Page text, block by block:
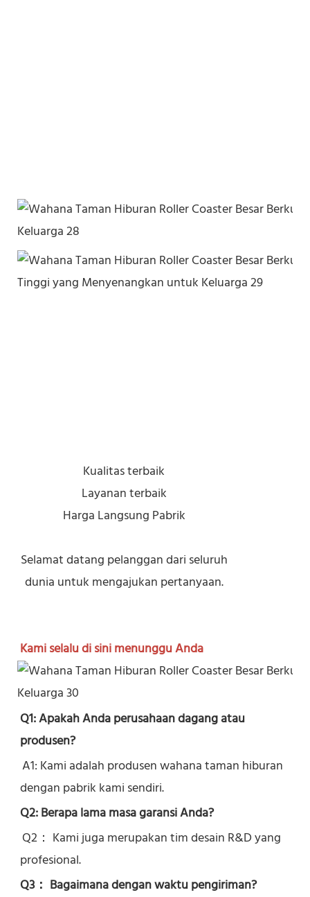
Kualitas terbaik
Layanan terbaik
Harga Langsung Pabrik
Selamat datang pelanggan dari seluruh
dunia untuk mengajukan pertanyaan.
Kami selalu di sini menunggu Anda
Q1: Apakah Anda perusahaan dagang atau
produsen?
A1: Kami adalah produsen wahana taman hiburan
dengan pabrik kami sendiri.
Q2: Berapa lama masa garansi Anda?
Q2： Kami juga merupakan tim desain R&D yang
profesional.
Q3： Bagaimana dengan waktu pengiriman?